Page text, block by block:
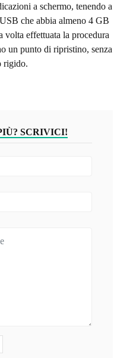
a schermo, tenendo a
che abbia almeno 4 GB
effettuata la procedura
un punto di ripristino, senza
rigido.
SCRIVICI!